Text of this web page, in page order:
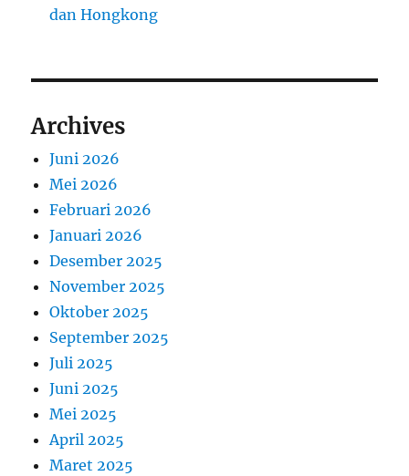
dan Hongkong
Archives
Juni 2026
Mei 2026
Februari 2026
Januari 2026
Desember 2025
November 2025
Oktober 2025
September 2025
Juli 2025
Juni 2025
Mei 2025
April 2025
Maret 2025